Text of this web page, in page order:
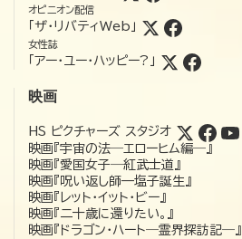
オピニオン配信
「ザ・リバティWeb」
女性誌
「アー・ユー・ハッピー?」
映画
HS ピクチャーズ スタジオ
映画『宇宙の法―エローヒム編―』
映画『愛国女子―紅武士道』
映画『呪い返し師—塩子誕生』
映画『レット・イット・ビー』
映画『二十歳に還りたい。』
映画『ドラゴン・ハート―霊界探訪記―』